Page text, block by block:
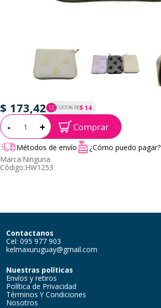
$ 173,42 12 CUOTAS DE$ 14
P.T.F. $ 173
Cantidad:
- + Comprar
Métodos de envío
¿Cómo puedo pagar?
Marca:Ninguna
Código:HW1253
Contactanos
Cel: 095 977 903
kelmaxuruguay@gmail.com
Nuestras políticas
Envíos y retiros
Política de Privacidad
Términos Y Condiciones
Nosotros